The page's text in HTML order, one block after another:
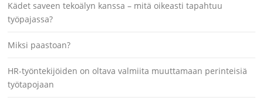
Kädet saveen tekoälyn kanssa – mitä oikeasti tapahtuu
työpajassa?
Miksi paastoan?
HR-työntekijöiden on oltava valmiita muuttamaan perinteisiä
työtapojaan